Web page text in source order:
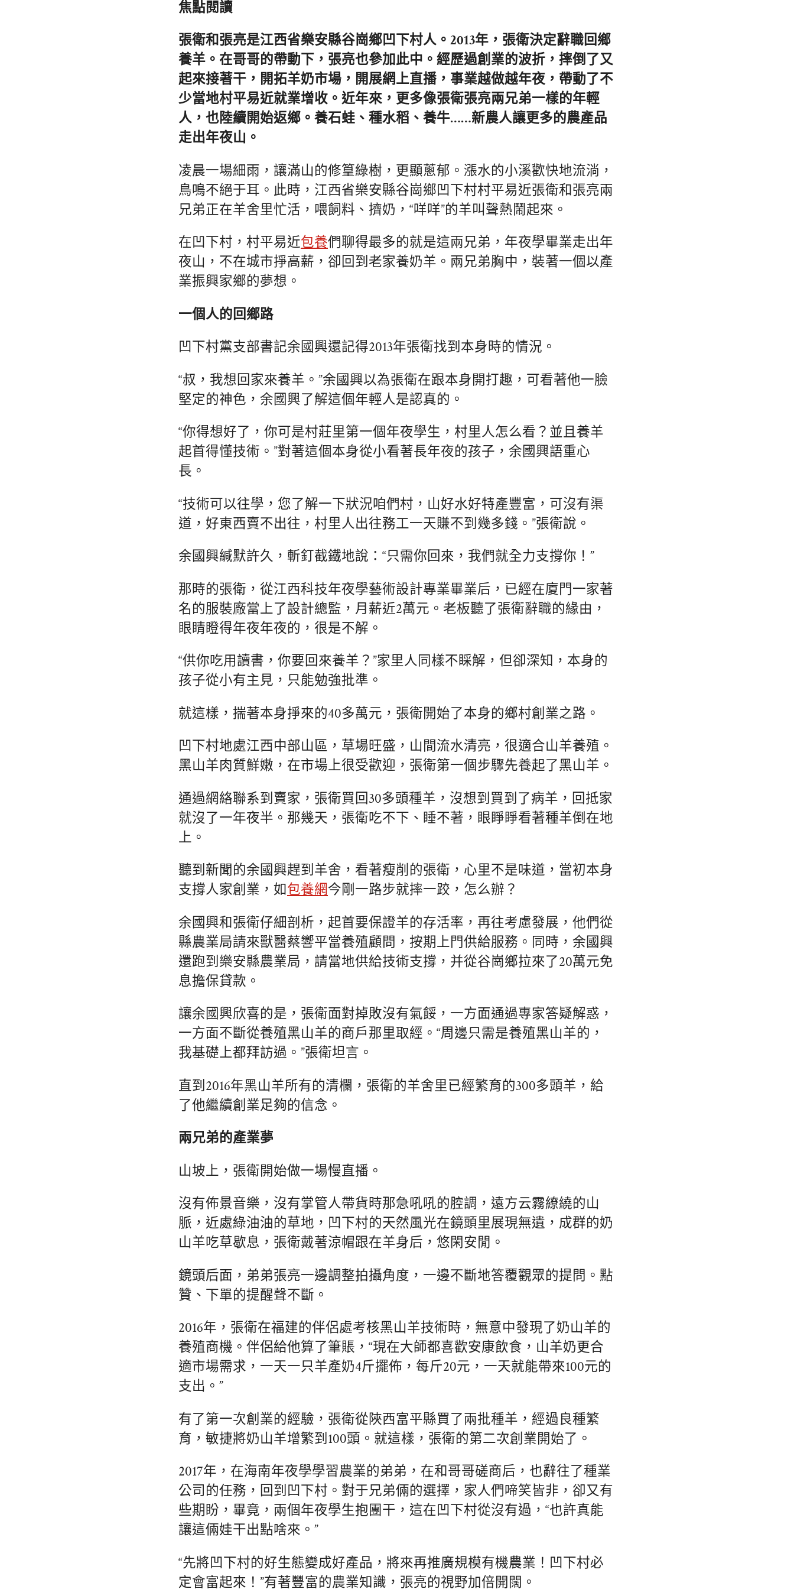
焦點閱讀
張衛和張亮是江西省樂安縣谷崗鄉凹下村人。2013年，張衛決定辭職回鄉
養羊。在哥哥的帶動下，張亮也參加此中。經歷過創業的波折，摔倒了又
起來接著干，開拓羊奶市場，開展網上直播，事業越做越年夜，帶動了不
少當地村平易近就業增收。近年來，更多像張衛張亮兩兄弟一樣的年輕
人，也陸續開始返鄉。養石蛙、種水稻、養牛……新農人讓更多的農產品
走出年夜山。
凌晨一場細雨，讓滿山的修篁綠樹，更顯蔥郁。漲水的小溪歡快地流淌，
鳥鳴不絕于耳。此時，江西省樂安縣谷崗鄉凹下村村平易近張衛和張亮兩
兄弟正在羊舍里忙活，喂飼料、擠奶，“咩咩”的羊叫聲熱鬧起來。
在凹下村，村平易近包養們聊得最多的就是這兩兄弟，年夜學畢業走出年
夜山，不在城市掙高薪，卻回到老家養奶羊。兩兄弟胸中，裝著一個以產
業振興家鄉的夢想。
一個人的回鄉路
凹下村黨支部書記余國興還記得2013年張衛找到本身時的情況。
“叔，我想回家來養羊。”余國興以為張衛在跟本身開打趣，可看著他一臉
堅定的神色，余國興了解這個年輕人是認真的。
“你得想好了，你可是村莊里第一個年夜學生，村里人怎么看？並且養羊
起首得懂技術。”對著這個本身從小看著長年夜的孩子，余國興語重心
長。
“技術可以往學，您了解一下狀況咱們村，山好水好特產豐富，可沒有渠
道，好東西賣不出往，村里人出往務工一天賺不到幾多錢。”張衛說。
余國興緘默許久，斬釘截鐵地說：“只需你回來，我們就全力支撐你！”
那時的張衛，從江西科技年夜學藝術設計專業畢業后，已經在廈門一家著
名的服裝廠當上了設計總監，月薪近2萬元。老板聽了張衛辭職的緣由，
眼睛瞪得年夜年夜的，很是不解。
“供你吃用讀書，你要回來養羊？”家里人同樣不睬解，但卻深知，本身的
孩子從小有主見，只能勉強批準。
就這樣，揣著本身掙來的40多萬元，張衛開始了本身的鄉村創業之路。
凹下村地處江西中部山區，草場旺盛，山間流水清亮，很適合山羊養殖。
黑山羊肉質鮮嫩，在市場上很受歡迎，張衛第一個步驟先養起了黑山羊。
通過網絡聯系到賣家，張衛買回30多頭種羊，沒想到買到了病羊，回抵家
就沒了一年夜半。那幾天，張衛吃不下、睡不著，眼睜睜看著種羊倒在地
上。
聽到新聞的余國興趕到羊舍，看著瘦削的張衛，心里不是味道，當初本身
支撐人家創業，如包養網今剛一路步就摔一跤，怎么辦？
余國興和張衛仔細剖析，起首要保證羊的存活率，再往考慮發展，他們從
縣農業局請來獸醫蔡響平當養殖顧問，按期上門供給服務。同時，余國興
還跑到樂安縣農業局，請當地供給技術支撐，并從谷崗鄉拉來了20萬元免
息擔保貸款。
讓余國興欣喜的是，張衛面對掉敗沒有氣餒，一方面通過專家答疑解惑，
一方面不斷從養殖黑山羊的商戶那里取經。“周邊只需是養殖黑山羊的，
我基礎上都拜訪過。”張衛坦言。
直到2016年黑山羊所有的清欄，張衛的羊舍里已經繁育的300多頭羊，給
了他繼續創業足夠的信念。
兩兄弟的產業夢
山坡上，張衛開始做一場慢直播。
沒有佈景音樂，沒有掌管人帶貨時那急吼吼的腔調，遠方云霧繚繞的山
脈，近處綠油油的草地，凹下村的天然風光在鏡頭里展現無遺，成群的奶
山羊吃草歇息，張衛戴著涼帽跟在羊身后，悠閑安閒。
鏡頭后面，弟弟張亮一邊調整拍攝角度，一邊不斷地答覆觀眾的提問。點
贊、下單的提醒聲不斷。
2016年，張衛在福建的伴侶處考核黑山羊技術時，無意中發現了奶山羊的
養殖商機。伴侶給他算了筆賬，“現在大師都喜歡安康飲食，山羊奶更合
適市場需求，一天一只羊產奶4斤擺佈，每斤20元，一天就能帶來100元的
支出。”
有了第一次創業的經驗，張衛從陜西富平縣買了兩批種羊，經過良種繁
育，敏捷將奶山羊增繁到100頭。就這樣，張衛的第二次創業開始了。
2017年，在海南年夜學學習農業的弟弟，在和哥哥磋商后，也辭往了種業
公司的任務，回到凹下村。對于兄弟倆的選擇，家人們啼笑皆非，卻又有
些期盼，畢竟，兩個年夜學生抱團干，這在凹下村從沒有過，“也許真能
讓這倆娃干出點啥來。”
“先將凹下村的好生態變成好產品，將來再推廣規模有機農業！凹下村必
定會富起來！”有著豐富的農業知識，張亮的視野加倍開闊。